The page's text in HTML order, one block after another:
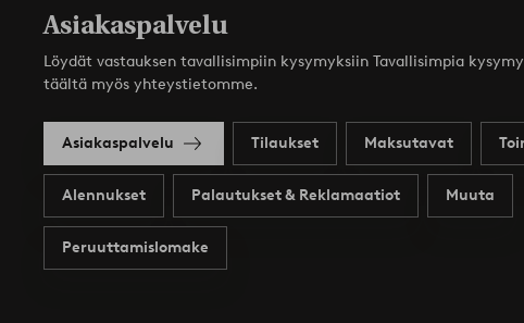
Asiakaspalvelu
Löydät vastauksen tavallisimpiin kysymyksiin Tavallisimpia
täältä myös yhteystietomme.
Asiakaspalvelu Tilaukset Maksutavat
Alennukset Palautukset & Reklamaatiot Muuta
Peruuttamislomake